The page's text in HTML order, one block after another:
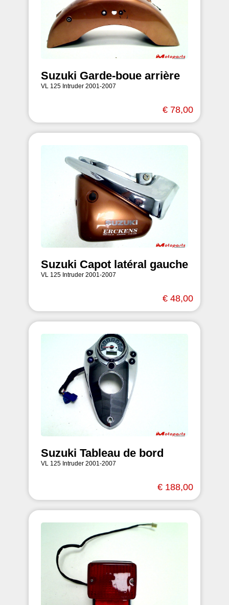
Suzuki Garde-boue arrière
VL 125 Intruder 2001-2007
€ 78,00
Suzuki Capot latéral gauche
VL 125 Intruder 2001-2007
€ 48,00
Suzuki Tableau de bord
VL 125 Intruder 2001-2007
€ 188,00